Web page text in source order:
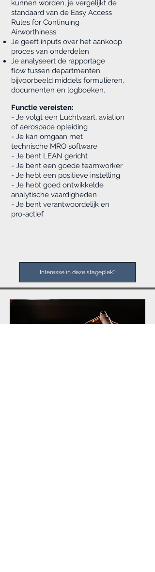
kunnen worden, je vergelijkt de
standaard van de Easy Access
Rules for Continuing
Airworthiness
Je geeft inputs over het aankoop
proces van onderdelen
Je analyseert de rapportage
flow tussen departmenten
bijvoorbeeld middels formulieren,
documenten en logboeken.
Functie vereisten:
- Je volgt een Luchtvaart, aviation
of aerospace opleiding
- Je kan omgaan met
technische MRO software
- Je bent LEAN gericht
- Je bent een goede teamworker
- Je hebt een positieve instelling
- Je hebt goed ontwikkelde
analytische vaardigheden
- Je bent verantwoordelijk en
pro-actief
Interesse in deze stageplek?